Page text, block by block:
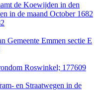
de Koewijden in den
in de maand October 1682
Gemeente Emmen sectie E
Roswinkel; 177609
en Straatwegen in de